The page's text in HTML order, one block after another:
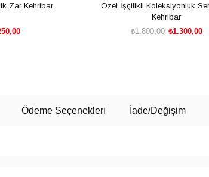
Zar Kehribar
Özel İşçilikli Koleksiyonluk
Kehribar
₺1.300,00
₺1.800,00
Ödeme Seçenekleri İade/Değişim